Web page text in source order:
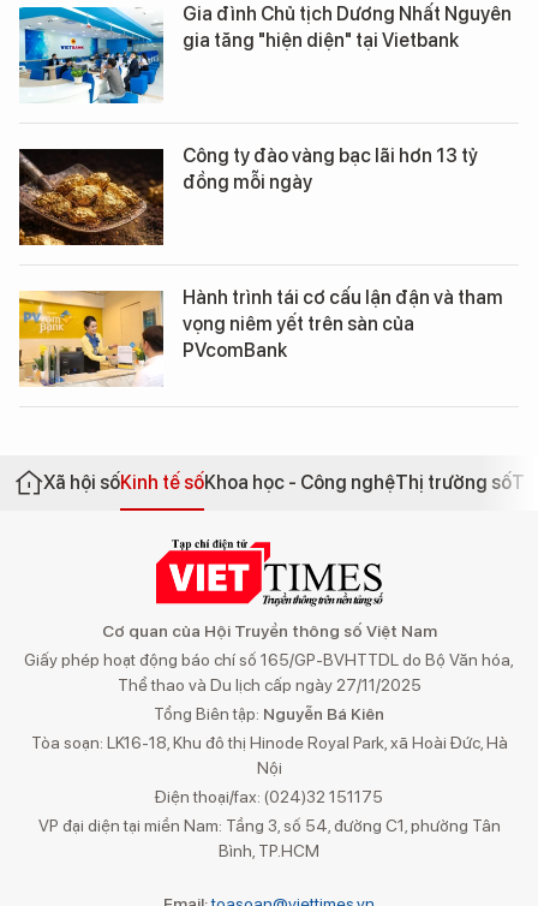
Gia đình Chủ tịch Dương Nhất Nguyên
gia tăng "hiện diện" tại Vietbank
Công ty đào vàng bạc lãi hơn 13 tỷ
đồng mỗi ngày
Hành trình tái cơ cấu lận đận và tham
vọng niêm yết trên sàn của
PVcomBank
Xã hội sốKinh tế sốKhoa học - Công nghệThị trường số
Cơ quan của Hội Truyền thông số Việt Nam
Giấy phép hoạt động báo chí số 165/GP-BVHTTDL do Bộ Văn hóa,
Thể thao và Du lịch cấp ngày 27/11/2025
Tổng Biên tập: Nguyễn Bá Kiên
Tòa soạn: LK16-18, Khu đô thị Hinode Royal Park, xã Hoài Đức, Hà
Nội
Điện thoại/fax: (024)32 151175
VP đại diện tại miền Nam: Tầng 3, số 54, đường C1, phường Tân
Bình, TP.HCM